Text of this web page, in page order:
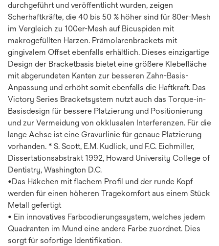
durchgeführt und veröffentlicht wurden, zeigen
Scherhaftkräfte, die 40 bis 50 % höher sind für 80er-Mesh
im Vergleich zu 100er-Mesh auf Bicuspiden mit
makrogefüllten Harzen. Prämolarenbrackets mit
gingivalem Offset ebenfalls erhältlich. Dieses einzigartige
Design der Bracketbasis bietet eine größere Klebefläche
mit abgerundeten Kanten zur besseren Zahn-Basis-
Anpassung und erhöht somit ebenfalls die Haftkraft. Das
Victory Series Bracketsystem nutzt auch das Torque-in-
Basisdesign für bessere Platzierung und Positionierung
und zur Vermeidung von okklusalen Interferenzen. Für die
lange Achse ist eine Gravurlinie für genaue Platzierung
vorhanden. * S. Scott, E.M. Kudlick, und F.C. Eichmiller,
Dissertationsabstrakt 1992, Howard University College of
Dentistry, Washington D.C.
•Das Häkchen mit flachem Profil und der runde Kopf
werden für einen höheren Tragekomfort aus einem Stück
Metall gefertigt
• Ein innovatives Farbcodierungssystem, welches jedem
Quadranten im Mund eine andere Farbe zuordnet. Dies
sorgt für sofortige Identifikation.